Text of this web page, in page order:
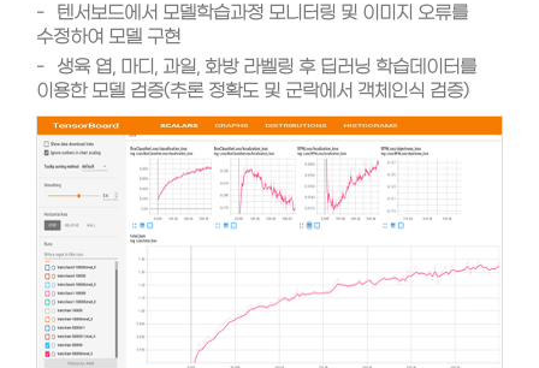
텐서보드에서 모델학습과정 모니터링 및 이미지 오류를
수정하여 모델 구현
생육 엽, 마디, 과일, 화방 라벨링 후 딥러닝 학습데이터를
이용한 모델 검증(추론 정확도 및 군락에서 객체인식 검증)